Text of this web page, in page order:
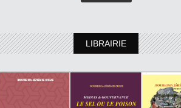
LIBRAIRIE